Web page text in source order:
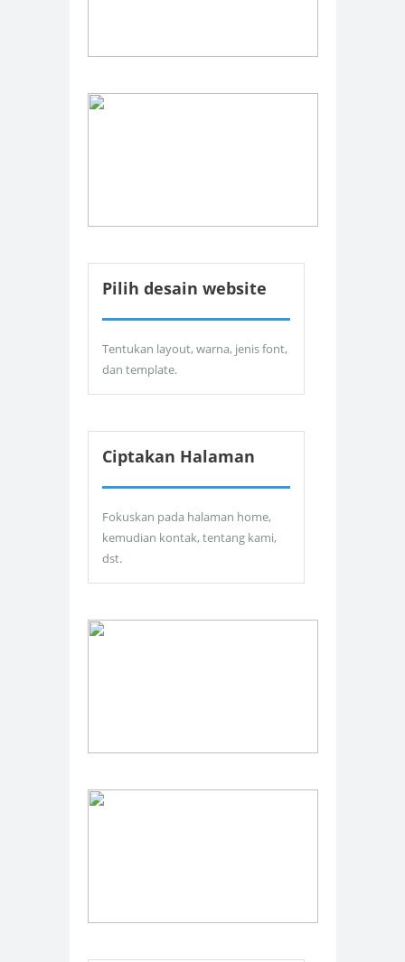
Pilih desain website
Tentukan layout, warna, jenis font,
dan template.
Ciptakan Halaman
Fokuskan pada halaman home,
kemudian kontak, tentang kami,
dst.